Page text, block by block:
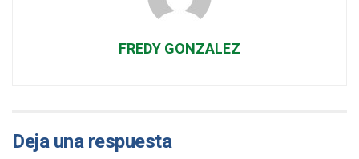
FREDY GONZALEZ
Deja una respuesta